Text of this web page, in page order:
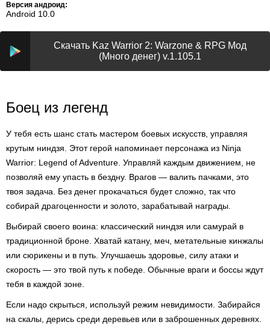
Версия андроид:
Android 10.0
Скачать Kaz Warrior 2: Warzone & RPG Мод
(Много денег) v.1.105.1
Боец из легенд
У тебя есть шанс стать мастером боевых искусств, управляя
крутым ниндзя. Этот герой напоминает персонажа из Ninja
Warrior: Legend of Adventure. Управляй каждым движением, не
позволяй ему упасть в бездну. Врагов — валить пачками, это
твоя задача. Без денег прокачаться будет сложно, так что
собирай драгоценности и золото, зарабатывай награды.
Выбирай своего воина: классический ниндзя или самурай в
традиционной броне. Хватай катану, меч, метательные кинжалы
или сюрикены и в путь. Улучшаешь здоровье, силу атаки и
скорость — это твой путь к победе. Обычные враги и боссы ждут
тебя в каждой зоне.
Если надо скрыться, используй режим невидимости. Забирайся
на скалы, дерись среди деревьев или в заброшенных деревнях.